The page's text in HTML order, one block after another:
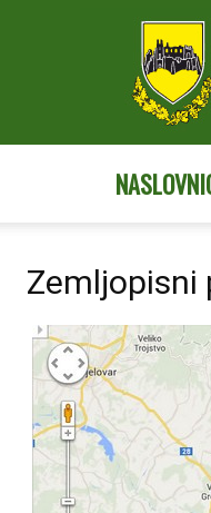
Zemljopisni